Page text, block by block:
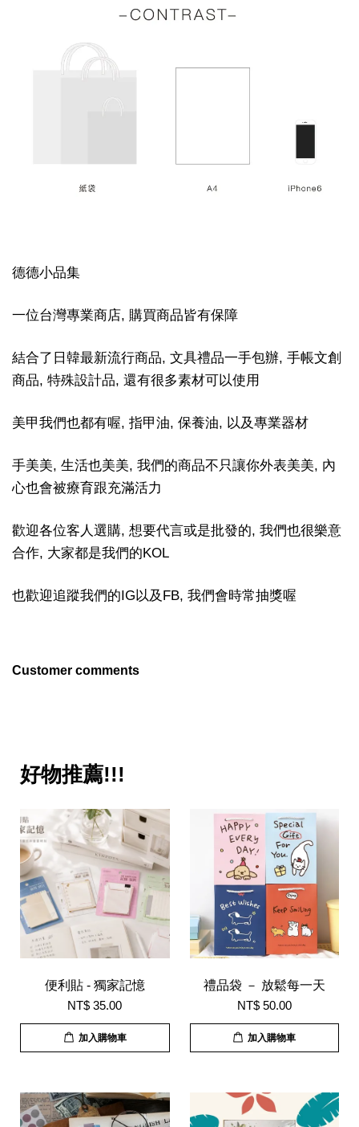
德德小品集
一位台灣專業商店, 購買商品皆有保障
結合了日韓最新流行商品, 文具禮品一手包辦, 手帳文創
商品, 特殊設計品, 還有很多素材可以使用
美甲我們也都有喔, 指甲油, 保養油, 以及專業器材
手美美, 生活也美美, 我們的商品不只讓你外表美美, 內
心也會被療育跟充滿活力
歡迎各位客人選購, 想要代言或是批發的, 我們也很樂意
合作, 大家都是我們的KOL
也歡迎追蹤我們的IG以及FB, 我們會時常抽獎喔
Customer comments
好物推薦!!!
便利貼 - 獨家記憶
NT$ 35.00
加入購物車
禮品袋 － 放鬆每一天
NT$ 50.00
加入購物車